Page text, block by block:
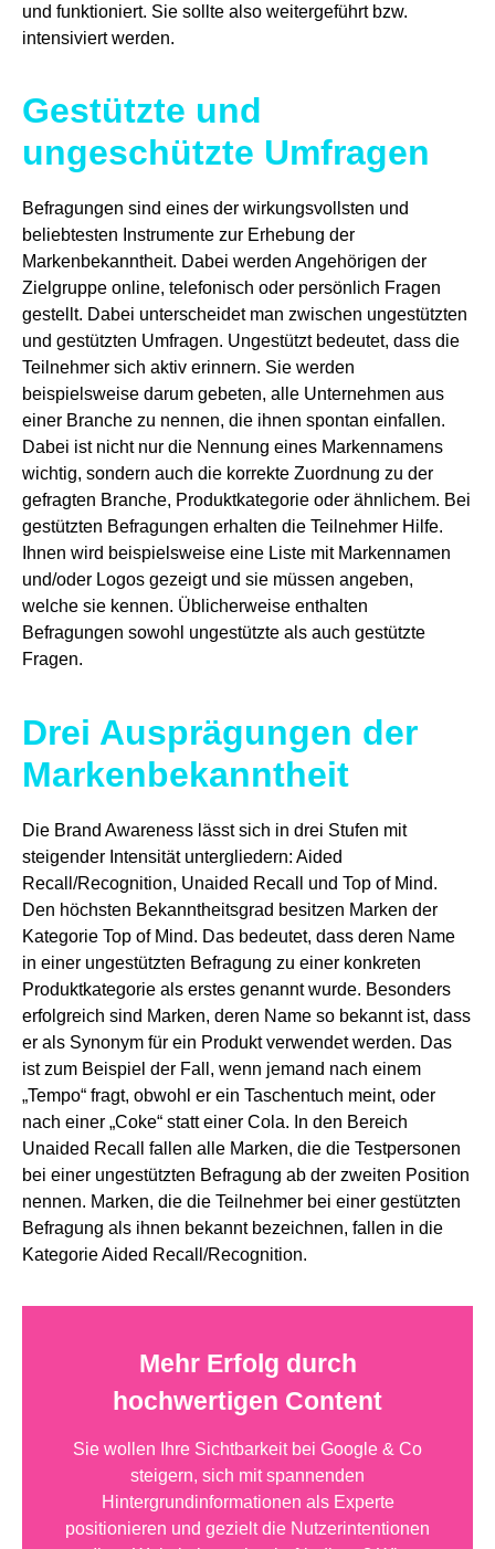
und funktioniert. Sie sollte also weitergeführt bzw.
intensiviert werden.
Gestützte und
ungeschützte Umfragen
Befragungen sind eines der wirkungsvollsten und
beliebtesten Instrumente zur Erhebung der
Markenbekanntheit. Dabei werden Angehörigen der
Zielgruppe online, telefonisch oder persönlich Fragen
gestellt. Dabei unterscheidet man zwischen ungestützten
und gestützten Umfragen. Ungestützt bedeutet, dass die
Teilnehmer sich aktiv erinnern. Sie werden
beispielsweise darum gebeten, alle Unternehmen aus
einer Branche zu nennen, die ihnen spontan einfallen.
Dabei ist nicht nur die Nennung eines Markennamens
wichtig, sondern auch die korrekte Zuordnung zu der
gefragten Branche, Produktkategorie oder ähnlichem. Bei
gestützten Befragungen erhalten die Teilnehmer Hilfe.
Ihnen wird beispielsweise eine Liste mit Markennamen
und/oder Logos gezeigt und sie müssen angeben,
welche sie kennen. Üblicherweise enthalten
Befragungen sowohl ungestützte als auch gestützte
Fragen.
Drei Ausprägungen der
Markenbekanntheit
Die Brand Awareness lässt sich in drei Stufen mit
steigender Intensität untergliedern: Aided
Recall/Recognition, Unaided Recall und Top of Mind.
Den höchsten Bekanntheitsgrad besitzen Marken der
Kategorie Top of Mind. Das bedeutet, dass deren Name
in einer ungestützten Befragung zu einer konkreten
Produktkategorie als erstes genannt wurde. Besonders
erfolgreich sind Marken, deren Name so bekannt ist, dass
er als Synonym für ein Produkt verwendet werden. Das
ist zum Beispiel der Fall, wenn jemand nach einem
„Tempo“ fragt, obwohl er ein Taschentuch meint, oder
nach einer „Coke“ statt einer Cola. In den Bereich
Unaided Recall fallen alle Marken, die die Testpersonen
bei einer ungestützten Befragung ab der zweiten Position
nennen. Marken, die die Teilnehmer bei einer gestützten
Befragung als ihnen bekannt bezeichnen, fallen in die
Kategorie Aided Recall/Recognition.
Mehr Erfolg durch
hochwertigen Content
Sie wollen Ihre Sichtbarkeit bei Google & Co
steigern, sich mit spannenden
Hintergrundinformationen als Experte
positionieren und gezielt die Nutzerintentionen